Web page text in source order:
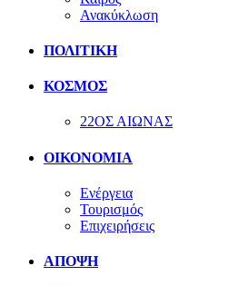
Ανακύκλωση
ΠΟΛΙΤΙΚΗ
ΚΟΣΜΟΣ
22ΟΣ ΑΙΩΝΑΣ
ΟΙΚΟΝΟΜΙΑ
Ενέργεια
Τουρισμός
Επιχειρήσεις
ΑΠΟΨΗ